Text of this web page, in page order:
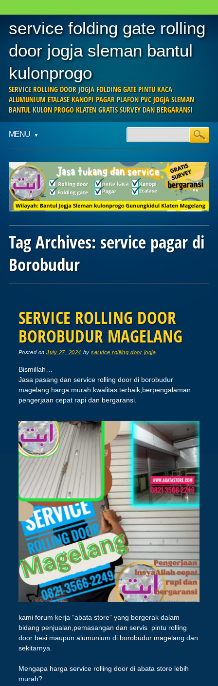
service folding gate rolling
door jogja sleman bantul
kulonprogo
SERVICE ROLLING DOOR JOGJA FOLDING GATE PINTU KACA
ALUMUNIUM ETALASE KANOPI PAGAR PLAFON PVC JOGJA SLEMAN
BANTUL KULON PROGO KLATEN GRATIS SURVEY DAN BERGARANSI
Main menu
content
MENU
Tag Archives: service pagar di
Borobudur
SERVICE ROLLING DOOR
BOROBUDUR MAGELANG
Posted onJuly 27, 2024 byservice rollling door jogja
Bismillah…
Jasa pasang dan service rolling door di borobudur
magelang harga murah kwalitas terbaik,berpengalaman
pengerjaan cepat rapi dan bergaransi.
kami forum kerja “abata store” yang bergerak dalam
bidang penjualan,pemasangan dan servis pintu rolling
door besi maupun alumunium di borobudur magelang dan
sekitarnya.
Mengapa harga service rolling door di abata store lebih
murah?